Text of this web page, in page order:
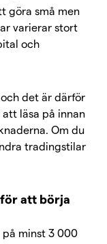
göra små men
varierar stort
och
det är därför
läsa på innan
Om du
tradingstilar
att börja
på minst 3 000